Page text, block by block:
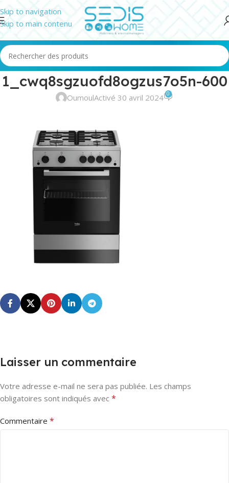
Skip to navigation
Skip to main contenu
1_cwq8sgzuofd8ogzus7o5n-600
OumoulActivé 30 avril 2024 0
Laisser un commentaire
Votre adresse e-mail ne sera pas publiée. Les champs
obligatoires sont indiqués avec *
Commentaire *